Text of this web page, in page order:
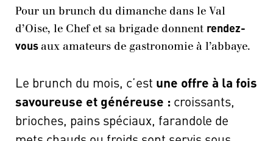
Pour un brunch du dimanche dans le Val
d’Oise, le Chef et sa brigade donnent rendez-
vousaux amateurs de gastronomie à l’abbaye.
Le brunch du mois, c’est une offre à la fois
savoureuse et généreuse : croissants,
brioches, pains spéciaux, farandole de